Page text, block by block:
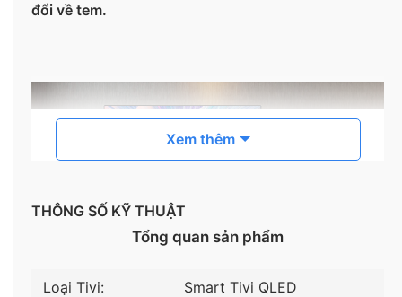
đổi về tem.
Xem thêm
THÔNG SỐ KỸ THUẬT
Tổng quan sản phẩm
Loại Tivi: Smart Tivi QLED